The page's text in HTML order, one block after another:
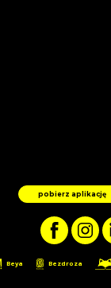
pobierz aplikację
Beya Bezdroza